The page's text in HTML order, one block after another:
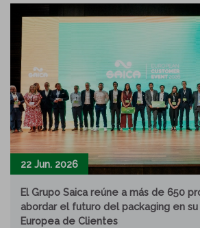
22 Jun. 2026
El Grupo Saica reúne a más de 650
abordar el futuro del packaging en
Europea de Clientes